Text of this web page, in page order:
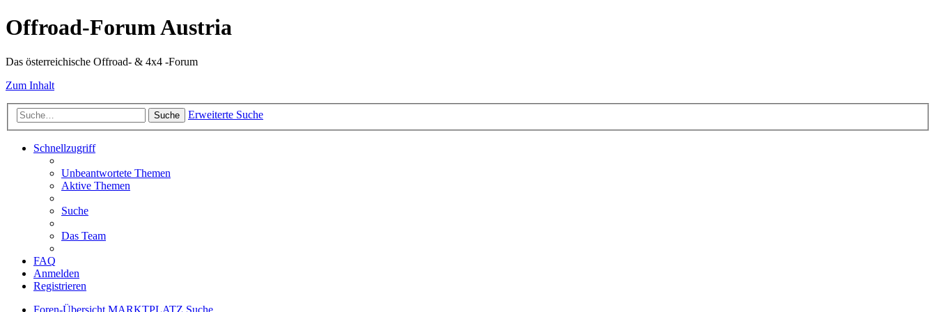
Offroad-Forum Austria
Das österreichische Offroad- & 4x4 -Forum
Zum Inhalt
Suche Erweiterte Suche
Schnellzugriff
Unbeantwortete Themen
Aktive Themen
Suche
Das Team
FAQ
Anmelden
Registrieren